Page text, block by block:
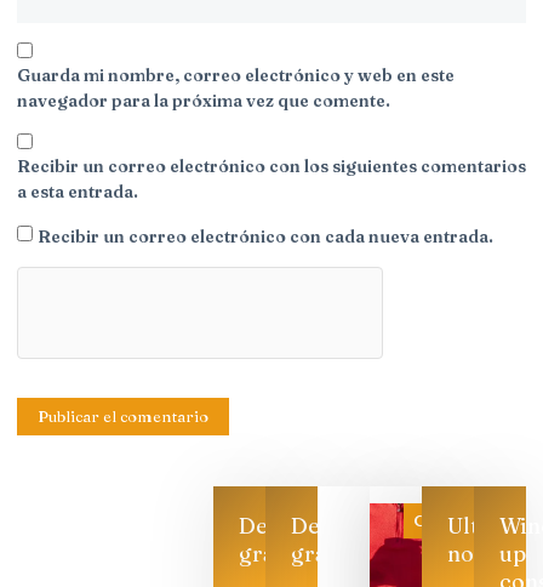
Guarda mi nombre, correo electrónico y web en este
navegador para la próxima vez que comente.
Recibir un correo electrónico con los siguientes comentarios
a esta entrada.
Recibir un correo electrónico con cada nueva entrada.
Descarga
gratis
Descarga
gratis
CategoríaUltimas
noticias
up